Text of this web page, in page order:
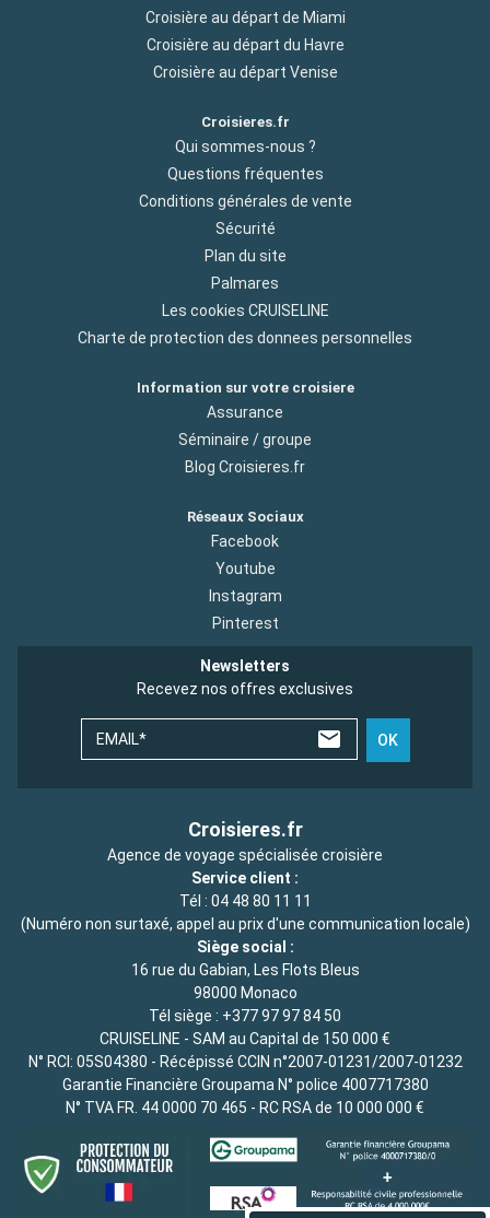
Croisière au départ de Miami
Croisière au départ du Havre
Croisière au départ Venise
Croisieres.fr
Qui sommes-nous ?
Questions fréquentes
Conditions générales de vente
Sécurité
Plan du site
Palmares
Les cookies CRUISELINE
Charte de protection des donnees personnelles
Information sur votre croisiere
Assurance
Séminaire / groupe
Blog Croisieres.fr
Réseaux Sociaux
Facebook
Youtube
Instagram
Pinterest
Newsletters
Recevez nos offres exclusives
EMAIL* OK
Croisieres.fr
Agence de voyage spécialisée croisière
Service client :
Tél : 04 48 80 11 11
(Numéro non surtaxé, appel au prix d'une communication locale)
Siège social :
16 rue du Gabian, Les Flots Bleus
98000 Monaco
Tél siège : +377 97 97 84 50
CRUISELINE - SAM au Capital de 150 000 €
N° RCI: 05S04380 - Récépissé CCIN n°2007-01231/2007-01232
Garantie Financière Groupama N° police 4007717380
N° TVA FR. 44 0000 70 465 - RC RSA de 10 000 000 €